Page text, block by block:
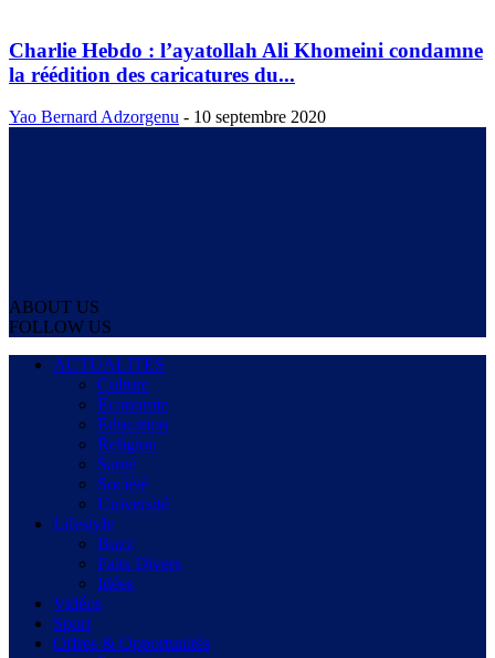
Charlie Hebdo : l’ayatollah Ali Khomeini condamne
la réédition des caricatures du...
Yao Bernard Adzorgenu - 10 septembre 2020
ABOUT US
FOLLOW US
ACTUALITES
Culture
Economie
Education
Religion
Santé
Société
Université
Lifestyle
Buzz
Faits Divers
Idées
Vidéos
Sport
Offres & Opportunités